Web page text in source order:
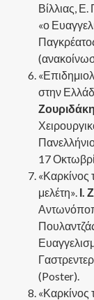
Βίλλιας,
«ο
στην
17
«Καρκίνος
μελέτη». Ι.
(Poster).
«Καρκίνος